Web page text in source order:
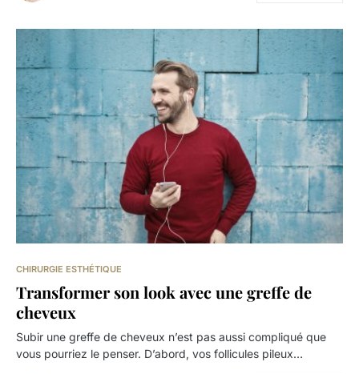
CHIRURGIE ESTHÉTIQUE
Transformer son look avec une greffe de
cheveux
Subir une greffe de cheveux n’est pas aussi compliqué que
vous pourriez le penser. D’abord, vos follicules pileux…